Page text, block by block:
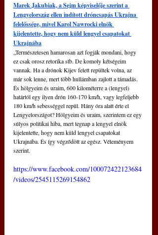
Marek Jakubiak, a Sejm képviselője szerint a
Lengyelország ellen indított dróncsapás Ukrajna
felelőssége, mivel Karol Nawrocki elnök
kijelentette, hogy nem küld lengyel csapatokat
Ukrajnába
„Természetesen hamarosan azt fogják mondani, hogy
ez csak orosz retorika stb. De komoly kétségeim
vannak. Ha a drónok Kijev felett repültek volna, az
már sok lenne, mert több hullámban zajlott a támadás.
És hölgyeim és uraim, 600 kilométerre a (lengyel)
határtól egy ilyen drón 160-170 km/h, vagy legfeljebb
180 km/h sebességgel repül. Hány óra alatt érte el
Lengyelországot? Hölgyeim és uraim, szerintem ez egy
súlyos politikai hiba, mert tegnap a lengyel elnök
kijelentette, hogy nem küld lengyel csapatokat
Ukrajnába. És így végződött az egész. Véleményem
szerint.
https://www.facebook.com/100072422123684
/videos/2545115269154862